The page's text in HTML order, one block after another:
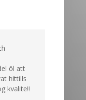
öl att
hittills
kvalite!!